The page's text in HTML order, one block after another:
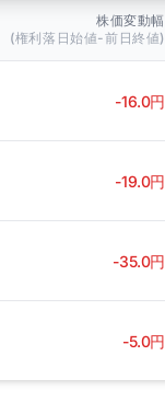
株価変動幅
(権利落日始値-前日終値)
-16.0円
-19.0円
-35.0円
-5.0円